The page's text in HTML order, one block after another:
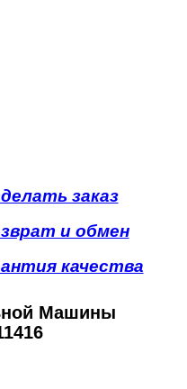
заказ
и обмен
качества
Машины